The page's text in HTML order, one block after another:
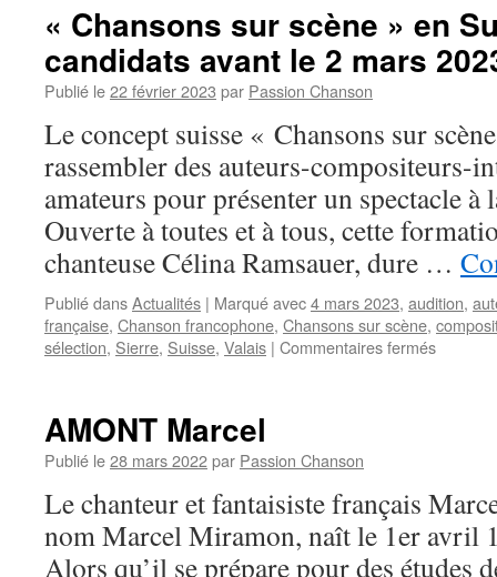
« Chansons sur scène » en
candidats avant le 2 mars
Publié le22 février 2023 par Passion Chanson
Le concept suisse « Chansons sur
rassembler des auteurs-compositeurs-
amateurs pour présenter un spectacle
Ouverte à toutes et à tous, cette
chanteuse Célina Ramsauer, dure …
Publié dansActualités | Marqué avec4 mars 2023, audition,
française, Chanson francophone, Chansons sur scène,
sélection, Sierre, Suisse, Valais | Commentaires ferméssur
appel
avant
AMONT Marcel
Publié le28 mars 2022par Passion Chanson
Le chanteur et fantaisiste français
nom Marcel Miramon, naît le 1er avril
Alors qu’il se prépare pour des études